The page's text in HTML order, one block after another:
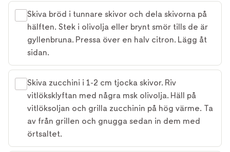
Skiva bröd i tunnare skivor och dela skivorna på
hälften. Stek i olivolja eller brynt smör tills de är
gyllenbruna. Pressa över en halv citron. Lägg åt
sidan.
Skiva zucchini i 1-2 cm tjocka skivor. Riv
vitlöksklyftan med några msk olivolja. Häll på
vitlöksoljan och grilla zucchinin på hög värme. Ta
av från grillen och gnugga sedan in dem med
örtsaltet.